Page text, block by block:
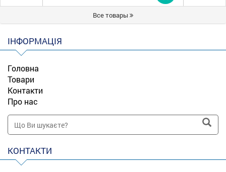
Купити
Все товары
ІНФОРМАЦІЯ
Головна
Товари
Контакти
Про нас
КОНТАКТИ